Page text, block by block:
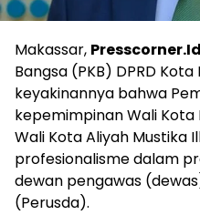
Makassar,
Bangsa (PKB) DPRD
keyakinannya bahwa
kepemimpinan Wali Kota
Wali Kota Aliyah Mustika
profesionalisme dalam
dewan pengawas
(Perusda).